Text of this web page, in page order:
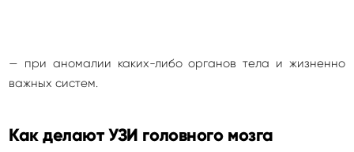
— при аномалии каких-либо органов тела и жизненно
важных систем.
Как делают УЗИ головного мозга